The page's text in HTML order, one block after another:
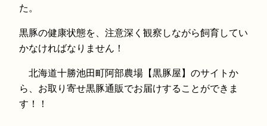
た。
黒豚の健康状態を、注意深く観察しながら飼育してい
かなければなりません！
北海道十勝池田町阿部農場【黒豚屋】のサイトか
ら、お取り寄せ黒豚通販でお届けすることができま
す！！